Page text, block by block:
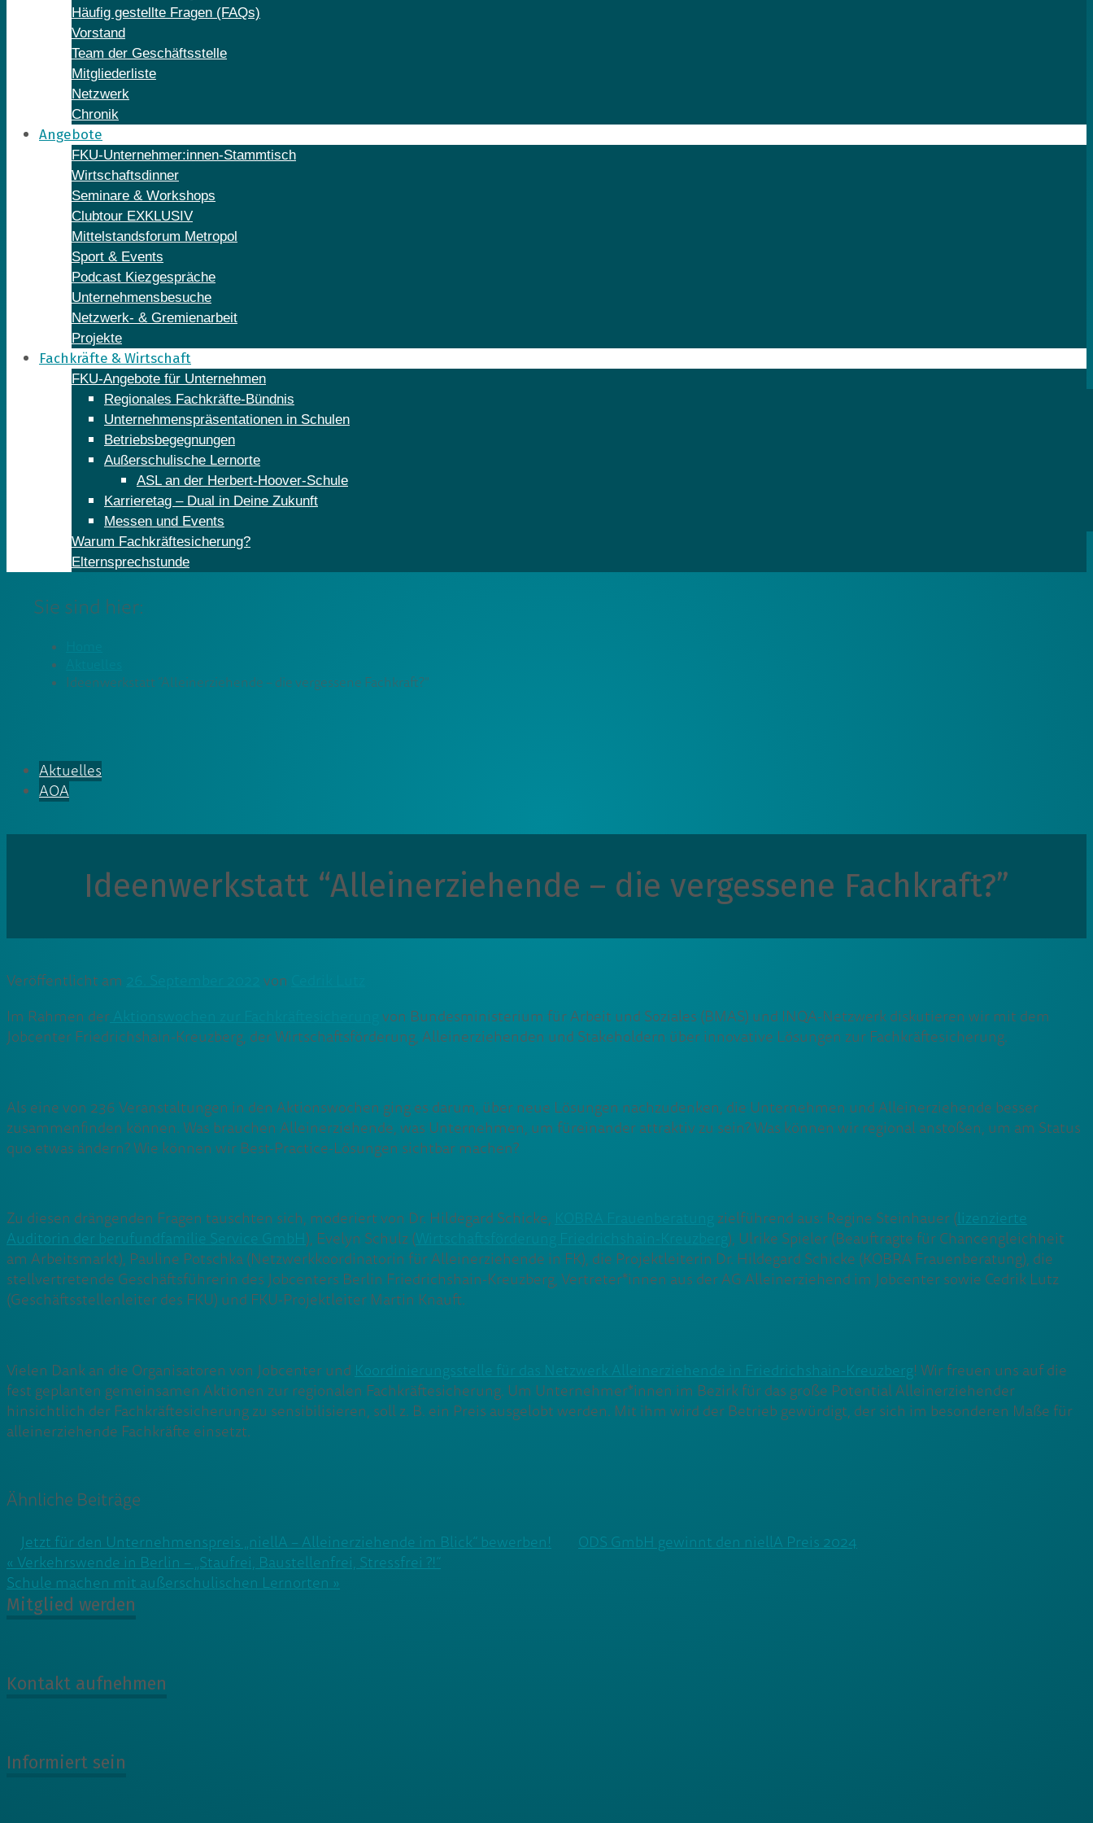
Häufig gestellte Fragen (FAQs)
Vorstand
Team der Geschäftsstelle
Mitgliederliste
Netzwerk
Chronik
Angebote
FKU-Unternehmer:innen-Stammtisch
Wirtschaftsdinner
Seminare & Workshops
Clubtour EXKLUSIV
Mittelstandsforum Metropol
Sport & Events
Podcast Kiezgespräche
Unternehmensbesuche
Netzwerk- & Gremienarbeit
Projekte
Fachkräfte & Wirtschaft
FKU-Angebote für Unternehmen
Regionales Fachkräfte-Bündnis
Unternehmenspräsentationen in Schulen
Betriebsbegegnungen
Außerschulische Lernorte
ASL an der Herbert-Hoover-Schule
Karrieretag – Dual in Deine Zukunft
Messen und Events
Warum Fachkräftesicherung?
Elternsprechstunde
Sie sind hier:
Ideenwerkstatt “Alleinerziehende – die vergessene Fachkraft?”
Aktuelles
AOA
Ideenwerkstatt “Alleinerziehende – die vergessene Fachkraft?”
Veröffentlicht am von
Im Rahmen der
von Bundesministerium für Arbeit und Soziales (BMAS) und INQA-Netzwerk diskutieren wir mit dem
Jobcenter Friedrichshain-Kreuzberg, der Wirtschaftsförderung, Alleinerziehenden und Stakeholdern über innovative Lösungen zur Fachkräftesicherung.
Als eine von 236 Veranstaltungen in den Aktionswochen ging es darum, über neue Lösungen nachzudenken, die Unternehmen und Alleinerziehende besser
zusammenfinden können. Was brauchen Alleinerziehende, was Unternehmen, um füreinander attraktiv zu sein? Was können wir regional anstoßen, um am Status
quo etwas ändern? Wie können wir Best-Practice-Lösungen sichtbar machen?
Zu diesen drängenden Fragen tauschten sich, moderiert von Dr. Hildegard Schicke, zielführend aus: Regine Steinhauer (lizenzierte
Auditorin der berufundfamilie Service GmbH), Evelyn Schulz (
), Ulrike Spieler (Beauftragte für Chancengleichheit
am Arbeitsmarkt), Pauline Potschka (Netzwerkkoordinatorin für Alleinerziehende in FK), die Projektleiterin Dr. Hildegard Schicke (KOBRA Frauenberatung), die
stellvertretende Geschäftsführerin des Jobcenters Berlin Friedrichshain-Kreuzberg, Vertreter*innen aus der AG Alleinerziehend im Jobcenter sowie Cedrik Lutz
(Geschäftsstellenleiter des FKU) und FKU-Projektleiter Martin Knauft.
Vielen Dank an die Organisatoren von Jobcenter und Koordinierungsstelle für das Netzwerk Alleinerziehende in Friedrichshain-Kreuzberg! Wir freuen uns auf die
fest geplanten gemeinsamen Aktionen zur regionalen Fachkräftesicherung. Um Unternehmer*innen im Bezirk für das große Potential Alleinerziehender
hinsichtlich der Fachkräftesicherung zu sensibilisieren, soll z. B. ein Preis ausgelobt werden. Mit ihm wird der Betrieb gewürdigt, der sich im besonderen Maße für
alleinerziehende Fachkräfte einsetzt.
Ähnliche Beiträge
Jetzt für den Unternehmenspreis „niellA – Alleinerziehende im Blick“ bewerben! ODS GmbH gewinnt den niellA Preis 2024
Beitragsnavigation
« Verkehrswende in Berlin – „Staufrei, Baustellenfrei, Stressfrei ?!“
Schule machen mit außerschulischen Lernorten »
Mitglied werden
Kontakt aufnehmen
Informiert sein